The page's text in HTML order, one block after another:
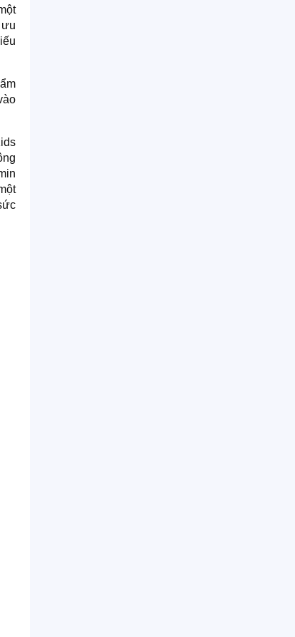
ưu